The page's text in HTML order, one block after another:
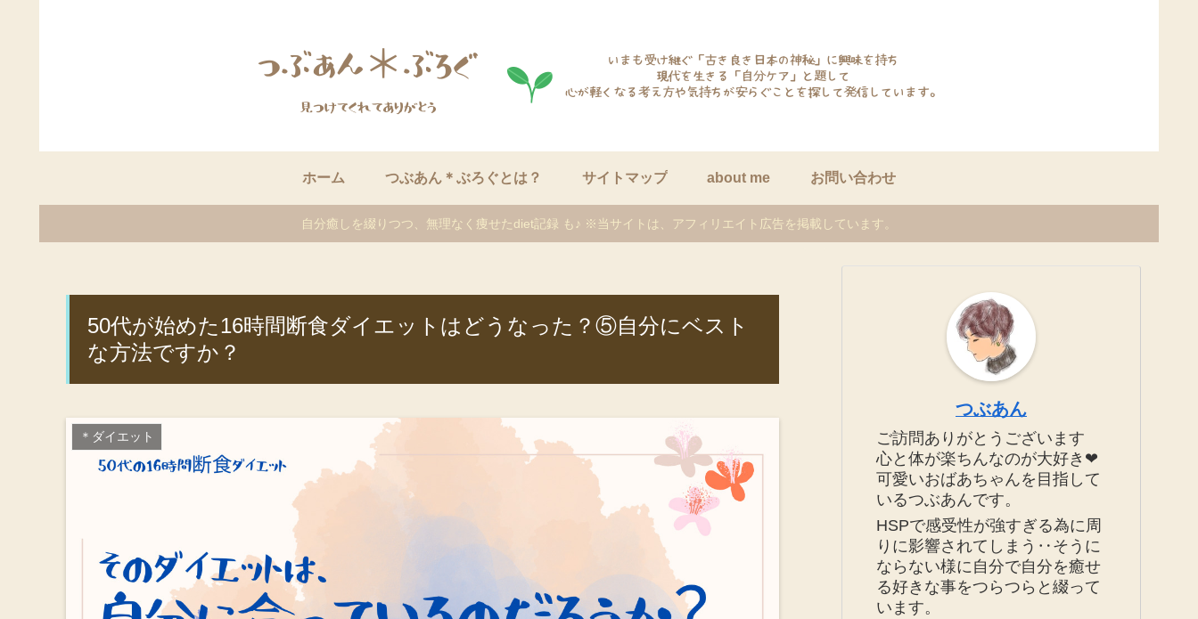
ホーム つぶあん＊ぶろぐとは？ サイトマップ about me お問い合わせ
自分癒しを綴りつつ、無理なく痩せたdiet記録 も♪ ※当サイトは、アフィリエイト広告を掲載しています。
50代が始めた16時間断食ダイエットはどうなった？⑤自分にベスト
な方法ですか？
＊ダイエット
つぶあん
ご訪問ありがとうございます
心と体が楽ちんなのが大好き❤
可愛いおばあちゃんを目指して
いるつぶあんです。
HSPで感受性が強すぎる為に周
りに影響されてしまう‥そうに
ならない様に自分で自分を癒せ
る好きな事をつらつらと綴って
います。